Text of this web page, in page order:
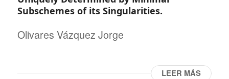
Subschemes of its Singularities.
Olivares Vázquez Jorge
LEER MÁS